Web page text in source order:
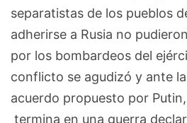
separatistas de los pueblos
adherirse a Rusia no
por los bombardeos del
conflicto se agudizó y ante
acuerdo propuesto por
termina en una guerra